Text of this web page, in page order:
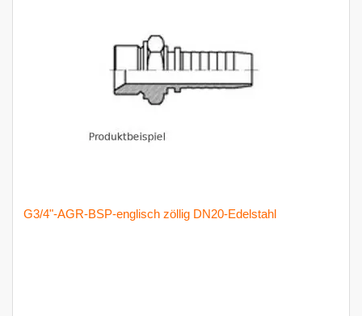
G3/4"-AGR-BSP-englisch zöllig DN20-Edelstahl